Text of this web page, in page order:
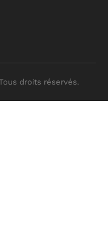
droits réservés.